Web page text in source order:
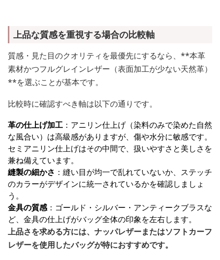
上品な質感を重視する場合の比較軸
質感・見た目のクオリティを最優先にするなら、**本革
素材かつフルグレインレザー（表面加工が少ない天然革）
**を選ぶことが基本です。
比較時に確認すべき軸は以下の通りです。
革の仕上げ加工 ：アニリン仕上げ（染料のみで染めた自然
な風合い）は高級感がありますが、傷や水分に敏感です。
セミアニリン仕上げはその中間で、扱いやすさと美しさを
兼ね備えています。
縫製の細かさ ：縫い目が均一で乱れていないか、ステッチ
のカラーがデザインに統一されているかを確認しましょ
う。
金具の質感：ゴールド・シルバー・アンティークブラスな
ど、金具の仕上げがバッグ全体の印象を左右します。
上品さを求める方には、ナッパレザーまたはソフトカーフ
レザーを使用したバッグが特におすすめです。